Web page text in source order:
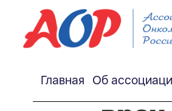
Главная Об